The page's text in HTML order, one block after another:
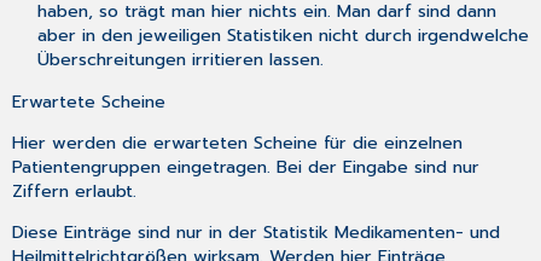
haben, so trägt man hier nichts ein. Man darf sind dann
aber in den jeweiligen Statistiken nicht durch irgendwelche
Überschreitungen irritieren lassen.
Erwartete Scheine
Hier werden die erwarteten Scheine für die einzelnen
Patientengruppen eingetragen. Bei der Eingabe sind nur
Ziffern erlaubt.
Diese Einträge sind nur in der Statistik Medikamenten- und